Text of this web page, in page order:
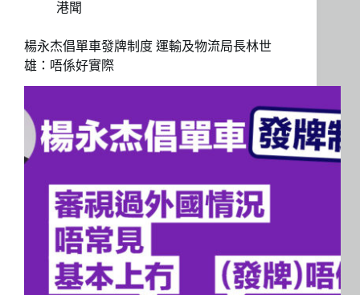
港聞
楊永杰倡單車發牌制度 運輸及物流局長林世
雄：唔係好實際